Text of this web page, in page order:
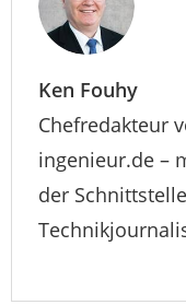
Ken Fouhy
Chefredakteur
ingenieur.de –
der